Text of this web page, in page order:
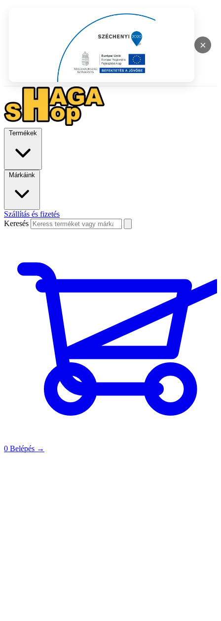
×
Termékek
Márkáink
Szállítás és fizetés
Keresés
0 Belépés →